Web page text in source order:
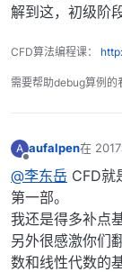
解到这，初级阶
CFD算法编程课：
需要帮助debug算例的
A aufalpen在
最后由
@李东岳 CFD就
第一部。
我还是得多补点
另外很感激你们
数和线性代数的